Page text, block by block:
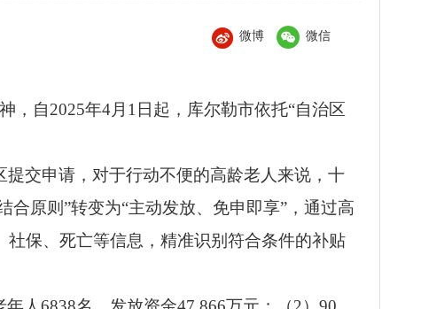
微博 微信
，自2025年4月 1 日起，库尔勒市依托“自治区
交申请，对于行动不便的高龄老人来说，十
合原则 ”转变为“主动发放、免申即享” ，通过高
保、死亡等信息，精准识别符合条件的补贴